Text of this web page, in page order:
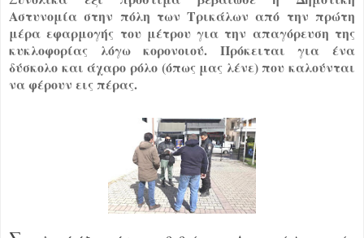
Αστυνομία στην πόλη των Τρικάλων από την πρώτη
μέρα εφαρμογής του μέτρου για την απαγόρευση της
κυκλοφορίας λόγω κορονοιού. Πρόκειται για ένα
δύσκολο και άχαρο ρόλο (όπως μας λένε) που καλούνται
να φέρουν εις πέρας.